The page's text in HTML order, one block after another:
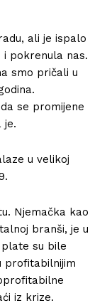
ali je ispalo
i pokrenula nas.
smo pričali u
se promijene
je.
u velikoj
Njemačka kao
branši, je u
su bile
profitabilnijim
iz krize.